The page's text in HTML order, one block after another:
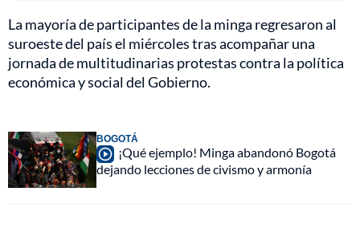
La mayoría de participantes de la minga regresaron al
suroeste del país el miércoles tras acompañar una
jornada de multitudinarias protestas contra la política
económica y social del Gobierno.
BOGOTÁ
¡Qué ejemplo! Minga abandonó Bogotá
dejando lecciones de civismo y armonía